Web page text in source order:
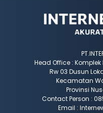
Head Office :
Rw 03 Dusun
Kecamatan
Provinsi
Contact Person :
Email :